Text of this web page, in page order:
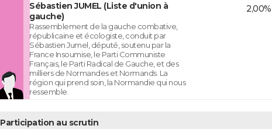
Sébastien JUMEL (Liste d'union à
gauche)
Rassemblement de la gauche combative,
républicaine et écologiste, conduit par
Sébastien Jumel, député, soutenu par la
France Insoumise, le Parti Communiste
Français, le Parti Radical de Gauche, et des
milliers de Normandes et Normands. La
région qui prend soin, la Normandie qui nous
ressemble.
2,00%
Participation au scrutin